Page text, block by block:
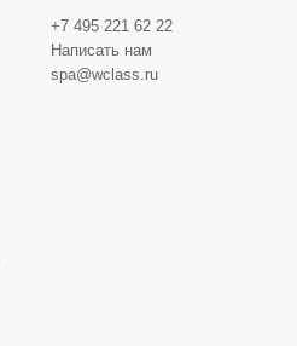
+7 495 221 62 22
Написать нам
spa@wclass.ru